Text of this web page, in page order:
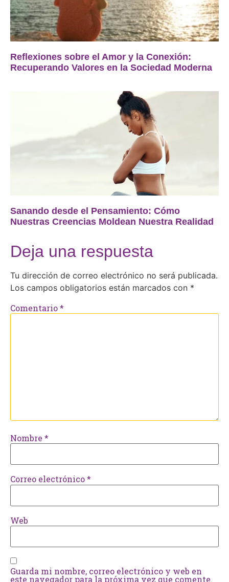
Reflexiones sobre el Amor y la Conexión:
Recuperando Valores en la Sociedad Moderna
Sanando desde el Pensamiento: Cómo
Nuestras Creencias Moldean Nuestra Realidad
Deja una respuesta
Tu dirección de correo electrónico no será publicada.
Los campos obligatorios están marcados con *
Comentario*
Nombre *
Correo electrónico*
Web
Guarda mi nombre, correo electrónico y web en
este navegador para la próxima vez que comente.